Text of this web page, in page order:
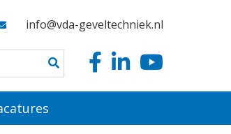
info@vda-geveltechniek.nl